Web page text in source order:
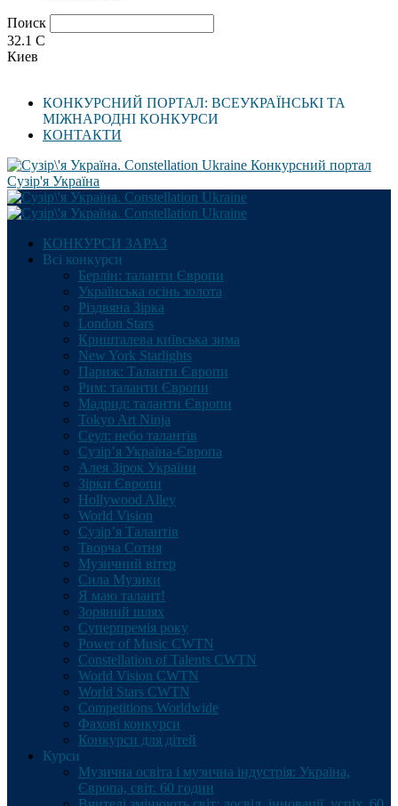
Поиск
32.1 C
Киев
КОНКУРСНИЙ ПОРТАЛ: ВСЕУКРАЇНСЬКІ ТА
МІЖНАРОДНІ КОНКУРСИ
КОНТАКТИ
Конкурсний портал
Сузір'я Україна
КОНКУРСИ ЗАРАЗ
Всі конкурси
Берлін: таланти Європи
Українська осінь золота
Різдвяна Зірка
London Stars
Кришталева київська зима
New York Starlights
Париж: Таланти Європи
Рим: таланти Європи
Мадрид: таланти Європи
Tokyo Art Ninja
Сеул: небо талантів
Сузір’я Україна-Європа
Алея Зірок України
Зірки Європи
Hollywood Alley
World Vision
Сузір’я Талантів
Творча Сотня
Музичний вітер
Сила Музики
Я маю талант!
Зоряний шлях
Суперпремія року
Power of Music CWTN
Constellation of Talents CWTN
World Vision CWTN
World Stars CWTN
Competitions Worldwide
Фахові конкурси
Конкурси для дітей
Курси
Музична освіта і музична індустрія: Україна,
Європа, світ. 60 годин